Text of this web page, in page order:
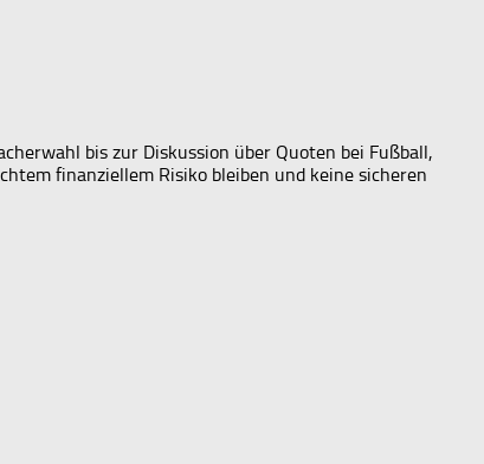
bis zur Diskussion über Quoten bei Fußball,
finanziellem Risiko bleiben und keine sicheren